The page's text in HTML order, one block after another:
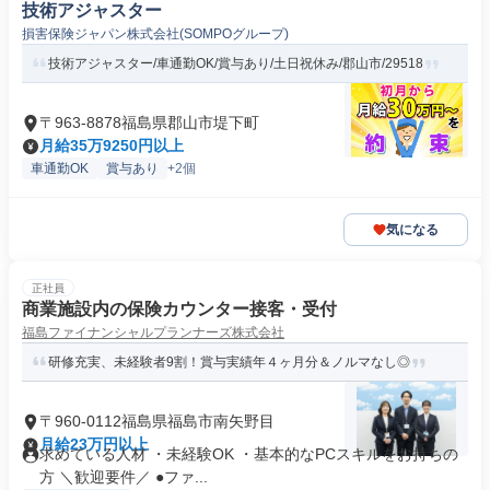
技術アジャスター
損害保険ジャパン株式会社(SOMPOグループ)
技術アジャスター/車通勤OK/賞与あり/土日祝休み/郡山市/29518
〒963-8878福島県郡山市堤下町
月給35万9250円以上
車通勤OK 賞与あり +2個
気になる
正社員
商業施設内の保険カウンター接客・受付
福島ファイナンシャルプランナーズ株式会社
研修充実、未経験者9割！賞与実績年４ヶ月分＆ノルマなし◎
〒960-0112福島県福島市南矢野目
月給23万円以上
求めている人材 ・未経験OK ・基本的なPCスキルをお持ちの
方 ＼歓迎要件／ ●ファ...